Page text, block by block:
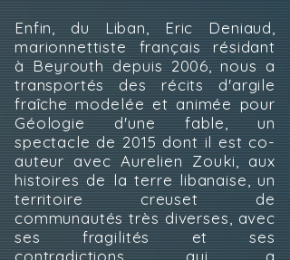
Enfin, du Liban, Eric Deniaud,
marionnettiste français résidant
à Beyrouth depuis 2006, nous a
transportés des récits d'argile
fraîche modelée et animée pour
Géologie d'une fable, un
spectacle de 2015 dont il est co-
auteur avec Aurelien Zouki, aux
histoires de la terre libanaise, un
territoire creuset de
communautés très diverses, avec
ses fragilités et ses
contradictions, qui a